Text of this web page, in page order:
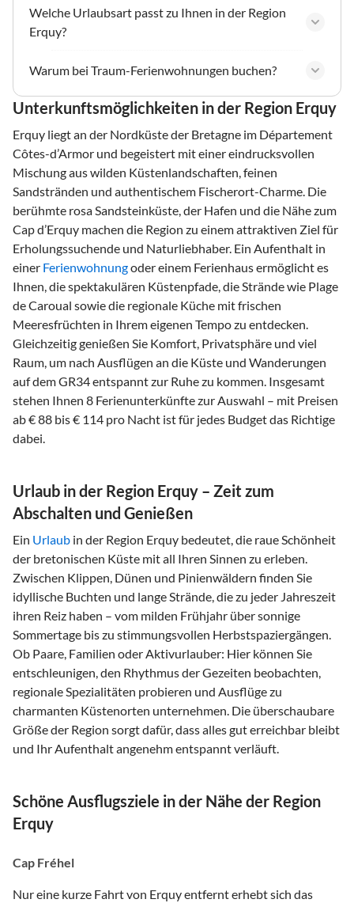
Welche Urlaubsart passt zu Ihnen in der Region
Erquy?
Warum bei Traum-Ferienwohnungen buchen?
Unterkunftsmöglichkeiten in der Region Erquy
Erquy liegt an der Nordküste der Bretagne im Département
Côtes-d’Armor und begeistert mit einer eindrucksvollen
Mischung aus wilden Küstenlandschaften, feinen
Sandstränden und authentischem Fischerort-Charme. Die
berühmte rosa Sandsteinküste, der Hafen und die Nähe zum
Cap d’Erquy machen die Region zu einem attraktiven Ziel für
Erholungssuchende und Naturliebhaber. Ein Aufenthalt in
einer Ferienwohnungoder einem Ferienhaus ermöglicht es
Ihnen, die spektakulären Küstenpfade, die Strände wie Plage
de Caroual sowie die regionale Küche mit frischen
Meeresfrüchten in Ihrem eigenen Tempo zu entdecken.
Gleichzeitig genießen Sie Komfort, Privatsphäre und viel
Raum, um nach Ausflügen an die Küste und Wanderungen
auf dem GR34 entspannt zur Ruhe zu kommen. Insgesamt
stehen Ihnen 8 Ferienunterkünfte zur Auswahl – mit Preisen
ab € 88 bis € 114 pro Nacht ist für jedes Budget das Richtige
dabei.
Urlaub in der Region Erquy – Zeit zum
Abschalten und Genießen
Ein Urlaub in der Region Erquy bedeutet, die raue Schönheit
der bretonischen Küste mit all Ihren Sinnen zu erleben.
Zwischen Klippen, Dünen und Pinienwäldern finden Sie
idyllische Buchten und lange Strände, die zu jeder Jahreszeit
ihren Reiz haben – vom milden Frühjahr über sonnige
Sommertage bis zu stimmungsvollen Herbstspaziergängen.
Ob Paare, Familien oder Aktivurlauber: Hier können Sie
entschleunigen, den Rhythmus der Gezeiten beobachten,
regionale Spezialitäten probieren und Ausflüge zu
charmanten Küstenorten unternehmen. Die überschaubare
Größe der Region sorgt dafür, dass alles gut erreichbar bleibt
und Ihr Aufenthalt angenehm entspannt verläuft.
Schöne Ausflugsziele in der Nähe der Region
Erquy
Cap Fréhel
Nur eine kurze Fahrt von Erquy entfernt erhebt sich das